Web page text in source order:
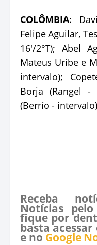
COLÔMBIA:
Felipe Aguilar,
16'/2°T); Abel
Mateus Uribe e
intervalo);
Borja (Rangel -
(Berrío -
Receba
Notícias
fique por
basta
e no Google